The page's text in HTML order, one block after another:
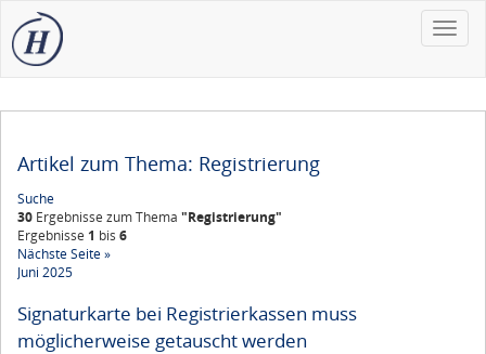
Toggle
Artikel zum Thema: Registrierung
Suche
30 Ergebnisse zum Thema "Registrierung"
Ergebnisse 1 bis 6
Nächste Seite »
Juni 2025
Signaturkarte bei Registrierkassen muss
möglicherweise getauscht werden